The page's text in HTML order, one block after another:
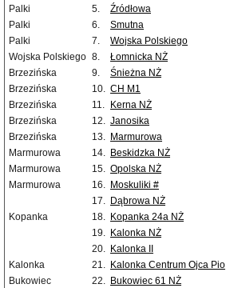
Palki
5. Źródłowa
Palki
6. Smutna
Palki
7. Wojska Polskiego
Wojska Polskiego 8. Łomnicka NŻ
Brzezińska
9. Śnieżna NŻ
Brzezińska
10. CH M1
Brzezińska
11. Kerna NŻ
Brzezińska
12. Janosika
Brzezińska
13. Marmurowa
Marmurowa
14. Beskidzka NŻ
Marmurowa
15. Opolska NŻ
Marmurowa
16. Moskuliki #
17. Dąbrowa NŻ
Kopanka
18. Kopanka 24a NŻ
19. Kalonka NŻ
20. Kalonka II
Kalonka
21. Kalonka Centrum Ojca Pio
Bukowiec
22. Bukowiec 61 NŻ